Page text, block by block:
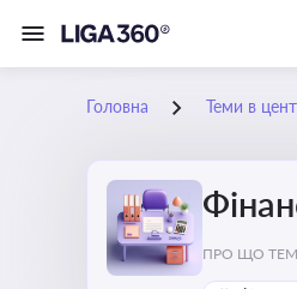
Головна Теми в
ПРО ЩО